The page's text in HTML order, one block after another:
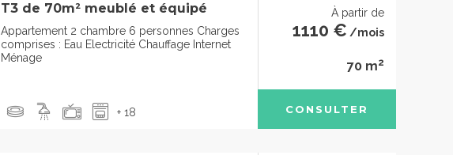
T3 de 70m² meublé et équipé
Appartement 2 chambre 6 personnes Charges
comprises : Eau Electricité Chauffage Internet
Ménage
+ 18
À partir de
1110 € /mois
70 m2
CONSULTER